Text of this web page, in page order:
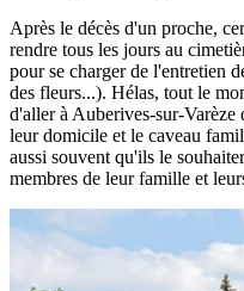
Après le décès d'un proche,
rendre tous les jours au
pour se charger de l'entretien
des fleurs...). Hélas, tout le
d'aller à Auberives-sur-Varèze
leur domicile et le caveau
aussi souvent qu'ils le
membres de leur famille et